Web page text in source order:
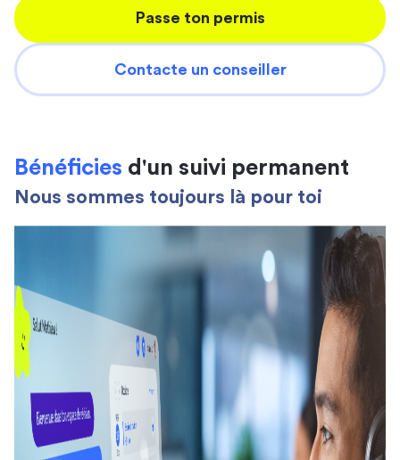
Passe ton permis
Contacte un conseiller
Bénéficies d'un suivi permanent
Nous sommes toujours là pour toi